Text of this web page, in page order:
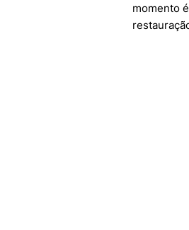
momento